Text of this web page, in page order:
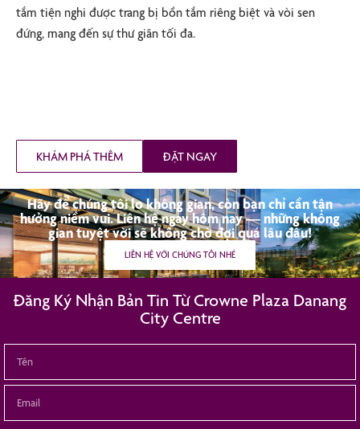
tắm tiện nghi được trang bị bồn tắm riêng biệt và vòi sen
đứng, mang đến sự thư giãn tối đa.
KHÁM PHÁ THÊM ĐẶT NGAY
Hãy để chúng tôi lo không gian, còn bạn chỉ cần tận
hưởng niềm vui. Liên hệ ngay hôm nay — những không
gian tuyệt vời sẽ không chờ đợi quá lâu đâu!
LIÊN HỆ VỚI CHÚNG TÔI NHÉ
Đăng Ký Nhận Bản Tin Từ Crowne Plaza Danang
City Centre